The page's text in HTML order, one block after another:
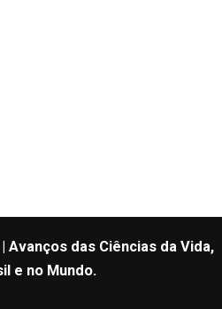
Avanços das Ciências da Vida,
e no Mundo.